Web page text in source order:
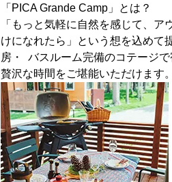
「PICA Grande Camp」とは？
「もっと気軽に自然を感じて、
けになれたら」という想を込めて
房・ バスルーム完備のコテージ
贅沢な時間をご堪能いただけます。